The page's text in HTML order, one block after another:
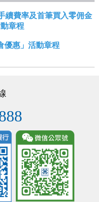
續費率及首筆買入零佣金
章程
優惠」活動章程